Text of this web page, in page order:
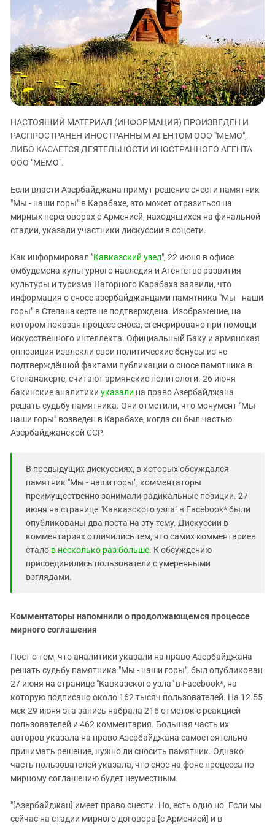
ЗАСТАВЛЯЕТ
КАВКАЗ ЗА ПАЛЕСТИНУ
ИНАКОМЫСЛИЕ В ЧЕЧНЕ
ПРЕСЛЕДОВАНИЕ АКТИВИСТОВ
МОБИЛИЗАЦИЯ И ПРОТЕСТЫ
Дагестан
Ингушетия
Кабардино-Балкария
Калмыкия
Карачаево-Черкесия
Краснодарский край
Нагорный Карабах
Ростовская область
СКФО
Ставропольский край
Южная Осетия
Южный Кавказ
ЮФО
НАСТОЯЩИЙ МАТЕРИАЛ (ИНФОРМАЦИЯ) ПРОИЗВЕДЕН И
РАСПРОСТРАНЕН ИНОСТРАННЫМ АГЕНТОМ ООО "МЕМО",
ЛИБО КАСАЕТСЯ ДЕЯТЕЛЬНОСТИ ИНОСТРАННОГО АГЕНТА
ООО "МЕМО".
Если власти Азербайджана примут решение снести памятник
"Мы - наши горы" в Карабахе, это может отразиться на
мирных переговорах с Арменией, находящихся на финальной
стадии, указали участники дискуссии в соцсети.
Как информировал "Кавказский узел", 22 июня в офисе
омбудсмена культурного наследия и Агентстве развития
культуры и туризма Нагорного Карабаха заявили, что
информация о сносе азербайджанцами памятника "Мы - наши
горы" в Степанакерте не подтверждена. Изображение, на
котором показан процесс сноса, сгенерировано при помощи
искусственного интеллекта. Официальный Баку и армянская
оппозиция извлекли свои политические бонусы из не
подтверждённой фактами публикации о сносе памятника в
Степанакерте, считают армянские политологи. 26 июня
бакинские аналитики указали на право Азербайджана
решать судьбу памятника. Они отметили, что монумент "Мы -
наши горы" возведен в Карабахе, когда он был частью
Азербайджанской ССР.
В предыдущих дискуссиях, в которых обсуждался
памятник "Мы - наши горы", комментаторы
преимущественно занимали радикальные позиции. 27
июня на странице "Кавказского узла" в Facebook* были
опубликованы два поста на эту тему. Дискуссии в
комментариях отличились тем, что самих комментариев
стало в несколько раз больше. К обсуждению
присоединились пользователи с умеренными
взглядами.
Комментаторы напомнили о продолжающемся процессе
мирного соглашения
Пост о том, что аналитики указали на право Азербайджана
решать судьбу памятника "Мы - наши горы", был опубликован
27 июня на странице "Кавказского узла" в Facebook*, на
которую подписано около 162 тысяч пользователей. На 12.55
мск 29 июня эта запись набрала 216 отметок с реакцией
пользователей и 462 комментария. Большая часть их
авторов указала на право Азербайджана самостоятельно
принимать решение, нужно ли сносить памятник. Однако
часть пользователей указала, что снос на фоне процесса по
мирному соглашению будет неуместным.
"[Азербайджан] имеет право снести. Но, есть одно но. Если мы
сейчас на стадии мирного договора [с Арменией] и в